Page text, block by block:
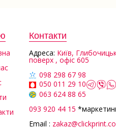
Контакти
Aдреса: Київ,
поверх , офіс 605
098 298 67 98
050 011 29 10
063 624 88 65
093 920 44 15
Email :